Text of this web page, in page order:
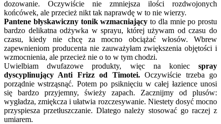
dozowanie. Oczywiście nie zmniejsza ilości rozdwojonych
końcówek, ale przecież nikt tak naprawdę w to nie wierzy.
Pantene błyskawiczny tonik wzmacniający to dla mnie po prostu
bardzo delikatna odżywka w sprayu, której używam od czasu do
czasu, kiedy nie chcę za mocno obciążać włosów. Wbrew
zapewnieniom producenta nie zauważyłam zwiększenia objętości i
wzmocnienia, ale przecież nie o to w tym chodzi.
Uwielbiam dwufazowe produkty, więc na koniec spray
dyscyplinujący Anti Frizz od Timotei.Oczywiście trzeba go
porządnie wstrząsnąć. Potem po psiknięciu w całej łazience unosi
się bardzo przyjemny, świeży zapach. Zacznijmy od plusów:
wygładza, zmiękcza i ułatwia rozczesywanie. Niestety dosyć mocno
przyspiesza przetłuszczanie. Dlatego należy stosować go raczej z
umiarem.